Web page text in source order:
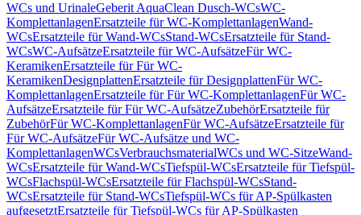
WCs und UrinaleGeberit AquaClean Dusch-WCsWC-
KomplettanlagenErsatzteile für WC-KomplettanlagenWand-
WCsErsatzteile für Wand-WCsStand-WCsErsatzteile für Stand-
WCsWC-AufsätzeErsatzteile für WC-AufsätzeFür WC-
KeramikenErsatzteile für Für WC-
KeramikenDesignplattenErsatzteile für DesignplattenFür WC-
KomplettanlagenErsatzteile für Für WC-KomplettanlagenFür WC-
AufsätzeErsatzteile für Für WC-AufsätzeZubehörErsatzteile für
ZubehörFür WC-KomplettanlagenFür WC-AufsätzeErsatzteile für
Für WC-AufsätzeFür WC-Aufsätze und WC-
KomplettanlagenWCsVerbrauchsmaterialWCs und WC-SitzeWand-
WCsErsatzteile für Wand-WCsTiefspül-WCsErsatzteile für Tiefspül-
WCsFlachspül-WCsErsatzteile für Flachspül-WCsStand-
WCsErsatzteile für Stand-WCsTiefspül-WCs für AP-Spülkasten
aufgesetztErsatzteile für Tiefspül-WCs für AP-Spülkasten